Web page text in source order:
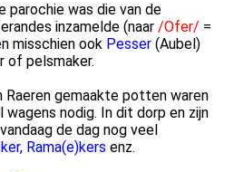
parochie was die van de
inzamelde (naar /Ofer/ =
misschien ook Pesser (Aubel)
of pelsmaker.
Raeren gemaakte potten waren
nodig. In dit dorp en zijn
de dag nog veel
Rama(e)kers enz.